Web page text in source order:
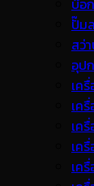
บ๊อ
ปั๊ม
สว่
อุป
เค
เค
เค
เค
เค